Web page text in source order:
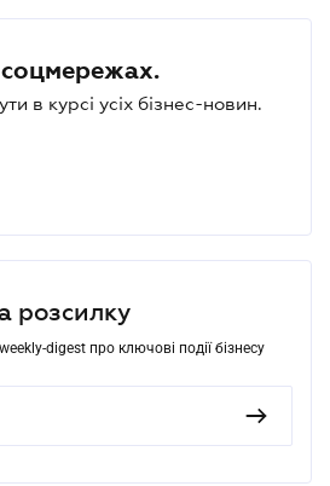
в курсі усіх бізнес-новин.
розсилку
digest про ключові події бізнесу